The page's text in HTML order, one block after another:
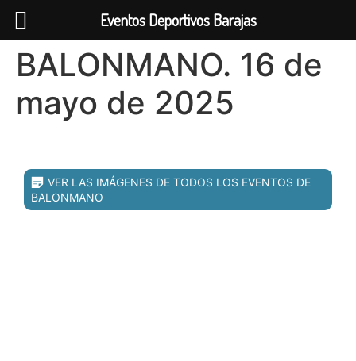
BALONMANO. 16 de
mayo de 2025
VER LAS IMÁGENES DE TODOS LOS EVENTOS DE
BALONMANO
Eventos Deportivos Barajas